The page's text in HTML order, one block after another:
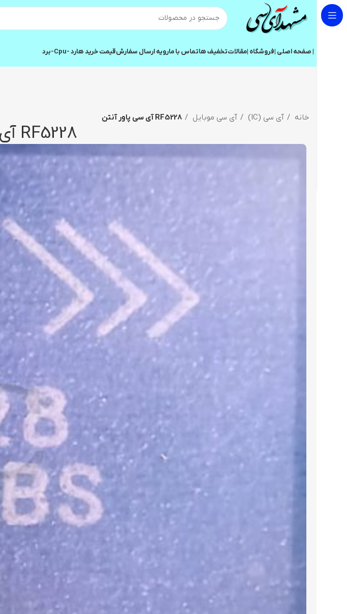
| صفحه اصلی |فروشگاه |مقالاتتخفیف هاتماس با مارویه ارسال سفارشقیمت خرید هارد -cpu-برد
خانه آی سی (IC) آی سی موبایل RF5228 آی سی پاور آنتن
RF5228 آی سی پاور آنتن